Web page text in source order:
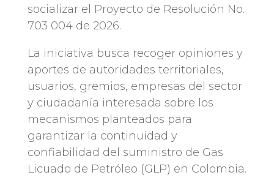
socializar el Proyecto de Resolución No.
703 004 de 2026.
La iniciativa busca recoger opiniones y
aportes de autoridades territoriales,
usuarios, gremios, empresas del sector
y ciudadanía interesada sobre los
mecanismos planteados para
garantizar la continuidad y
confiabilidad del suministro de Gas
Licuado de Petróleo (GLP) en Colombia.